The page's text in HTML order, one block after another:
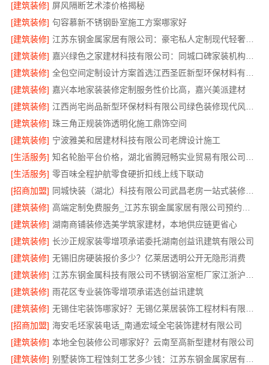
[建筑装修] 屏风隔断艺术漆价格揭秘
[建筑装修] 句容慕新不锈钢卧室施工方案哪家好
[建筑装修]
江苏东钢金属家居有限公司：豪宅私人定制现代轻奢全流程
[建筑装修]
[建筑装修]
[建筑装修] 嘉兴本地家装装修定制服务性价比高，嘉兴美派建材
[建筑装修]
[建筑装修] 珠三角正规装饰透明化施工鼎饰空间
[建筑装修] 宁波雅美和居建材科技有限公司老牌设计施工
[生活服务]
[生活服务] 零百味全程护航零食硬折扣线上线下联动
[招商加盟]
同城快装（湖北）科技有限公司武昌老房一站式装修北欧风靠谱
[建筑装修]
[建筑装修] 湖南商铺装修选美学筑家建材，本地供应链更省心
[建筑装修] 长沙正规家装零增项承诺委托湖南创益讯建筑有限公司
[建筑装修] 无锡旧房硬装报价多少？亿莱居透明公开无隐形消费
[建筑装修]
[建筑装修] 雨花区专业装饰零增项承诺选创益讯建筑
[建筑装修]
[招商加盟] 海安毛坯家装电话_南通宏域全宅装饰建材有限公司
[建筑装修] 本地全包装修公司哪家好？云南至高新型建材有限公司
[建筑装修]